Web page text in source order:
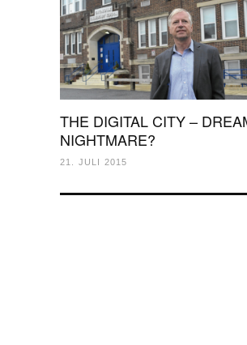
THE DIGITAL CITY –
NIGHTMARE?
21. JULI 2015